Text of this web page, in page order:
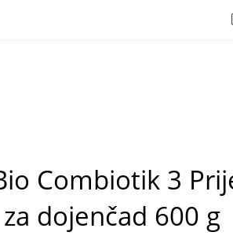
Combiotik 3
dojenčad 600 g